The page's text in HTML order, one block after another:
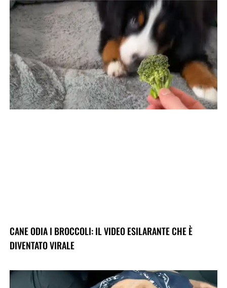
CANE ODIA I BROCCOLI: IL VIDEO ESILARANTE CHE È
DIVENTATO VIRALE